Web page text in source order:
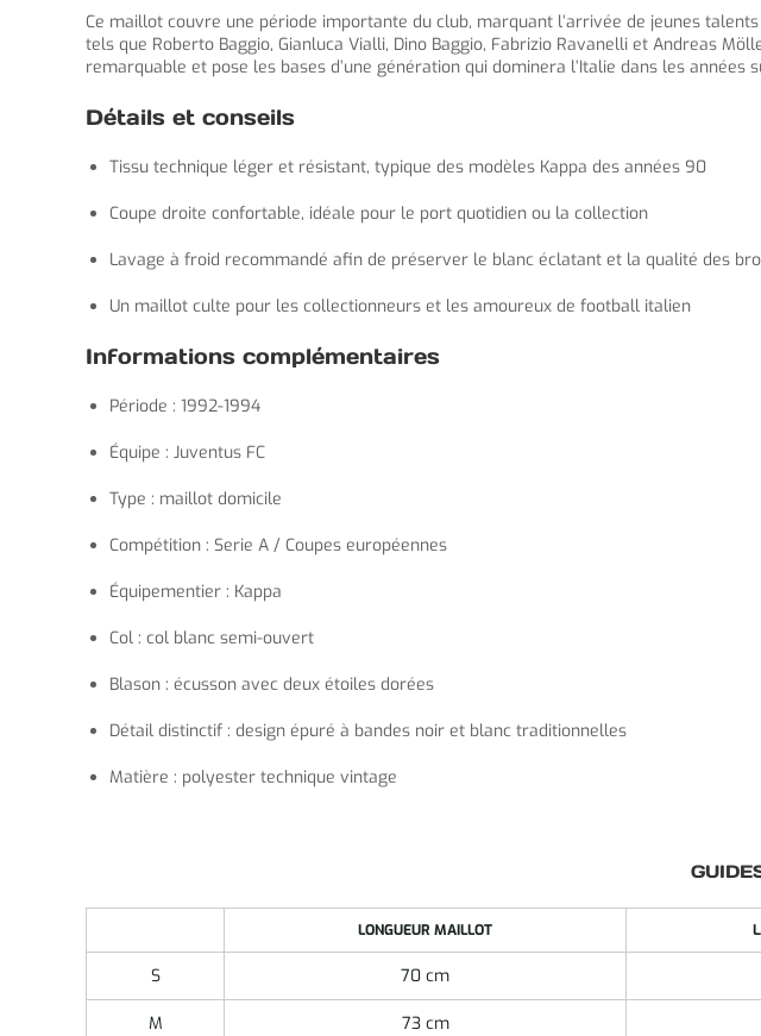
Ce maillot couvre une période importante du club, marquant l’arrivée de jeunes
tels que Roberto Baggio, Gianluca Vialli, Dino Baggio, Fabrizio Ravanelli et Andreas
remarquable et pose les bases d’une génération qui dominera l’Italie dans les
Détails et conseils
Tissu technique léger et résistant, typique des modèles Kappa des années 90
Coupe droite confortable, idéale pour le port quotidien ou la collection
Lavage à froid recommandé afin de préserver le blanc éclatant et la qualité des
Un maillot culte pour les collectionneurs et les amoureux de football italien
Informations complémentaires
Période : 1992-1994
Équipe : Juventus FC
Type : maillot domicile
Compétition : Serie A / Coupes européennes
Équipementier : Kappa
Col : col blanc semi-ouvert
Blason : écusson avec deux étoiles dorées
Détail distinctif : design épuré à bandes noir et blanc traditionnelles
Matière : polyester technique vintage
LONGUEUR MAILLOT
S 70 cm
M 73 cm